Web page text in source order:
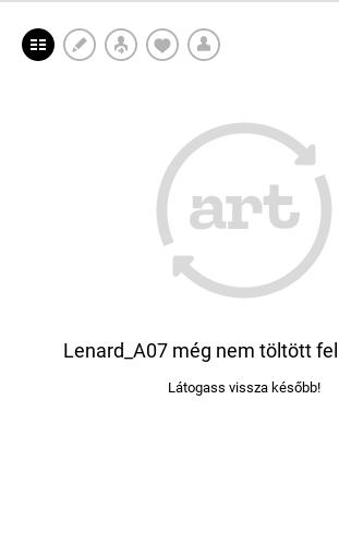
Lenard_A07 még nem töltött
Látogass vissza később!